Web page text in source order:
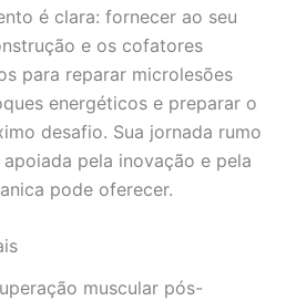
é clara: fornecer ao seu
e os cofatores
para reparar microlesões
energéticos e preparar o
desafio. Sua jornada rumo
pela inovação e pela
pode oferecer.
muscular pós-